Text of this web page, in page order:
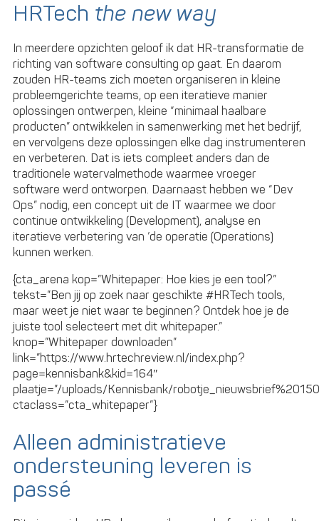
HRTech the new way
In meerdere opzichten geloof ik dat HR-transformatie de
richting van software consulting op gaat. En daarom
zouden HR-teams zich moeten organiseren in kleine
probleemgerichte teams, op een iteratieve manier
oplossingen ontwerpen, kleine “minimaal haalbare
producten” ontwikkelen in samenwerking met het bedrijf,
en vervolgens deze oplossingen elke dag instrumenteren
en verbeteren. Dat is iets compleet anders dan de
traditionele watervalmethode waarmee vroeger
software werd ontworpen. Daarnaast hebben we “Dev
Ops” nodig, een concept uit de IT waarmee we door
continue ontwikkeling (Development), analyse en
iteratieve verbetering van ’de operatie (Operations)
kunnen werken.
{cta_arena kop=”Whitepaper: Hoe kies je een tool?”
tekst=”Ben jij op zoek naar geschikte #HRTech tools,
maar weet je niet waar te beginnen? Ontdek hoe je de
juiste tool selecteert met dit whitepaper.”
knop=”Whitepaper downloaden”
link=”https://www.hrtechreview.nl/index.php?
page=kennisbank&kid=164″
plaatje=”/uploads/Kennisbank/
ctaclass=”cta_whitepaper”}
Alleen administratieve
ondersteuning leveren is
passé